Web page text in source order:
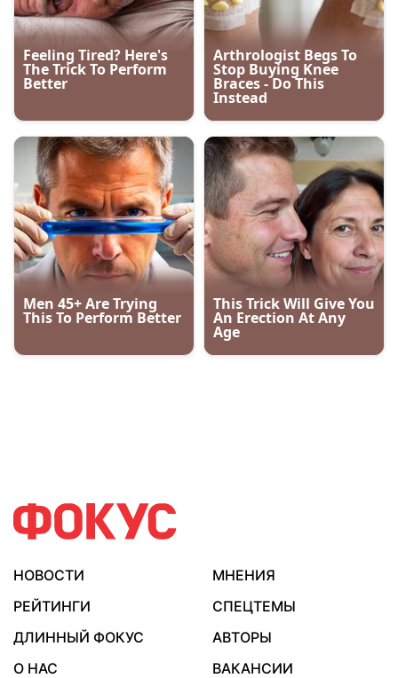
НОВОСТИ
МНЕНИЯ
РЕЙТИНГИ
СПЕЦТЕМЫ
ДЛИННЫЙ ФОКУС
АВТОРЫ
О НАС
ВАКАНСИИ